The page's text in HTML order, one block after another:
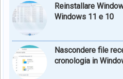
Reinstallare
Windows 11 e 10
Nascondere file
cronologia in